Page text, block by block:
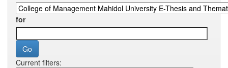
for
Current filters: